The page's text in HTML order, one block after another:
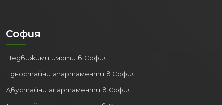
2. Икономически Двигател
София е безспорният икономически
Най-голямата икономика:
София
Недвижими имоти в София
Едностайни апартаменти в София
Двустайни апартаменти в София